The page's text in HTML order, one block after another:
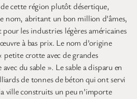
cette région plutôt désertique,
nom, abritant un bon million d’âmes,
les industries légères américaines
à bas prix. Le nom d’origine
petite crotte avec de grandes
du sable ». Le sable a disparu en
de tonnes de béton qui ont servi
ville construits un peu n’importe